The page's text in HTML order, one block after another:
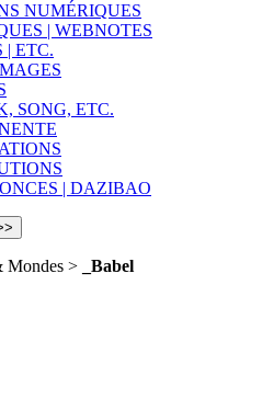
NUMÉRIQUES
| WEBNOTES
| ETC.
SONG, ETC.
| DAZIBAO
Mondes > _Babel